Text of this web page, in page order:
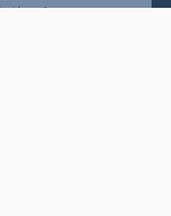
(külső oldalra ugrik)